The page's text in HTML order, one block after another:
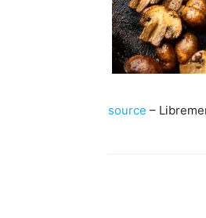
source –